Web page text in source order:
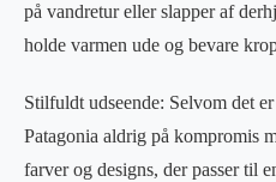
på vandretur eller slapper af
holde varmen ude og bevare
Stilfuldt udseende: Selvom det
Patagonia aldrig på kompromis
farver og designs, der passer til